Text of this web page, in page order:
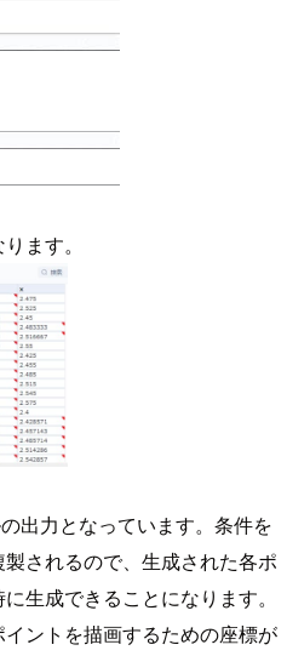
ます。
出力となっています。条件を
されるので、生成された各ポ
生成できることになります。
ントを描画するための座標が